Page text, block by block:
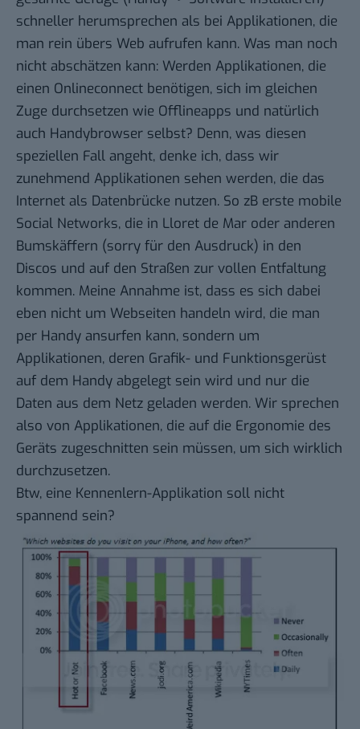
schneller herumsprechen als bei Applikationen, die
man rein übers Web aufrufen kann. Was man noch
nicht abschätzen kann: Werden Applikationen, die
einen Onlineconnect benötigen, sich im gleichen
Zuge durchsetzen wie Offlineapps und natürlich
auch Handybrowser selbst? Denn, was diesen
speziellen Fall angeht, denke ich, dass wir
zunehmend Applikationen sehen werden, die das
Internet als Datenbrücke nutzen. So zB erste mobile
Social Networks, die in Lloret de Mar oder anderen
Bumskäffern (sorry für den Ausdruck) in den
Discos und auf den Straßen zur vollen Entfaltung
kommen. Meine Annahme ist, dass es sich dabei
eben nicht um Webseiten handeln wird, die man
per Handy ansurfen kann, sondern um
Applikationen, deren Grafik- und Funktionsgerüst
auf dem Handy abgelegt sein wird und nur die
Daten aus dem Netz geladen werden. Wir sprechen
also von Applikationen, die auf die Ergonomie des
Geräts zugeschnitten sein müssen, um sich wirklich
durchzusetzen.
Btw, eine Kennenlern-Applikation soll nicht
spannend sein?